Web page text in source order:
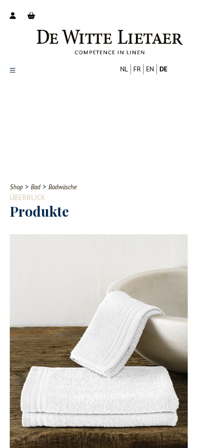
Contact
NL FR EN DE
Shop > Bad > Badwäsche
ÜBERBLICK
Produkte